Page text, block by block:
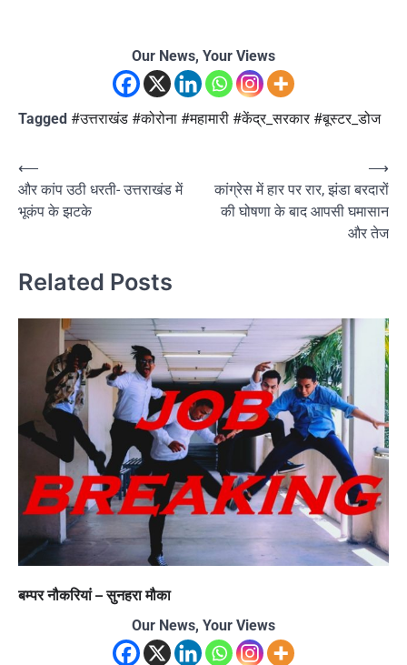
Our News, Your Views
Tagged #उत्तराखंड #कोरोना #महामारी #केंद्र_सरकार #बूस्टर_डोज
Post
navigation
⟵
और कांप उठी धरती- उत्तराखंड में
भूकंप के झटके
कांग्रेस में हार पर रार, झंडा बरदारों
की घोषणा के बाद आपसी घमासान
और तेज
⟶
Related Posts
बम्पर नौकरियां – सुनहरा मौका
Our News, Your Views